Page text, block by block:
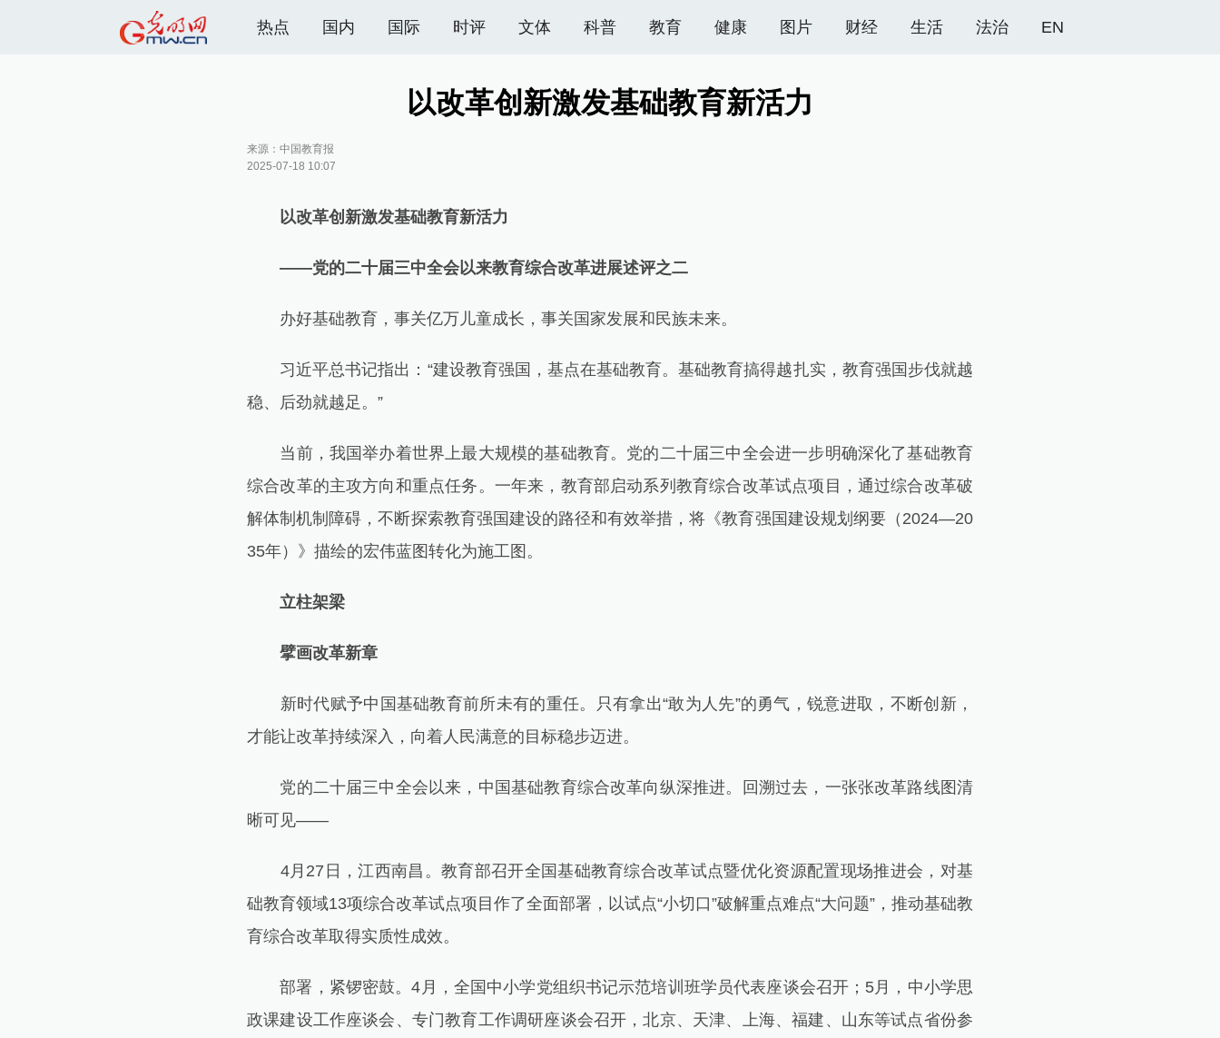
热点 国内 国际 时评 文体 科普 教育 健康 图片 财经 生活 法治 EN
以改革创新激发基础教育新活力
来源： 中国教育报
2025-07-18 10:07
以改革创新激发基础教育新活力
——党的二十届三中全会以来教育综合改革进展述评之二
办好基础教育，事关亿万儿童成长，事关国家发展和民族未来。
习近平总书记指出：“建设教育强国，基点在基础教育。基础教育搞得越扎实，教育强国步伐就越
稳、后劲就越足。”
当前，我国举办着世界上最大规模的基础教育。党的二十届三中全会进一步明确深化了基础教育
综合改革的主攻方向和重点任务。一年来，教育部启动系列教育综合改革试点项目，通过综合改革破
解体制机制障碍，不断探索教育强国建设的路径和有效举措，将《教育强国建设规划纲要（2024—20
35年）》描绘的宏伟蓝图转化为施工图。
立柱架梁
擘画改革新章
新时代赋予中国基础教育前所未有的重任。只有拿出“敢为人先”的勇气，锐意进取，不断创新，
才能让改革持续深入，向着人民满意的目标稳步迈进。
党的二十届三中全会以来，中国基础教育综合改革向纵深推进。回溯过去，一张张改革路线图清
晰可见——
4月27日，江西南昌。教育部召开全国基础教育综合改革试点暨优化资源配置现场推进会，对基
础教育领域13项综合改革试点项目作了全面部署，以试点“小切口”破解重点难点“大问题”，推动基础教
育综合改革取得实质性成效。
部署，紧锣密鼓。4月，全国中小学党组织书记示范培训班学员代表座谈会召开；5月，中小学思
政课建设工作座谈会、专门教育工作调研座谈会召开，北京、天津、上海、福建、山东等试点省份参